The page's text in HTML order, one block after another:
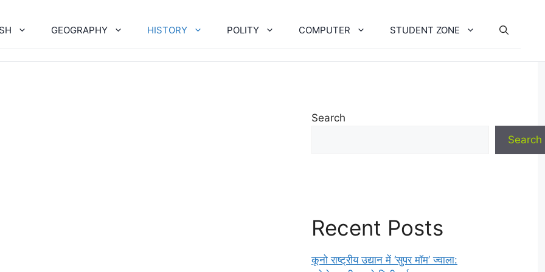
GEOGRAPHY HISTORY POLITY COMPUTER STUDENT ZONE
Search
Search
Recent Posts
कूनो राष्ट्रीय उद्यान में ‘सुपर मॉम’ ज्वाला: